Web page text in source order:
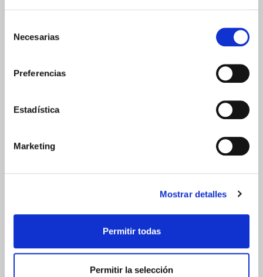
Necesarias
Preferencias
Estadística
Marketing
Mostrar detalles
Permitir todas
Permitir la selección
Publicar comentario
¿Para qué dejar un comentario?
Quieres compartir tus consideraciones acerca de